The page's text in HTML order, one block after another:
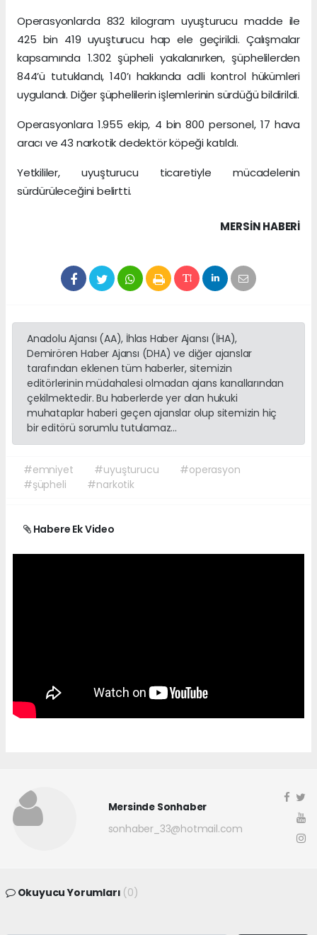
Operasyonlarda 832 kilogram uyuşturucu madde ile
425 bin 419 uyuşturucu hap ele geçirildi. Çalışmalar
kapsamında 1.302 şüpheli yakalanırken, şüphelilerden
844’ü tutuklandı, 140’ı hakkında adli kontrol hükümleri
uygulandı. Diğer şüphelilerin işlemlerinin sürdüğü bildirildi.
Operasyonlara 1.955 ekip, 4 bin 800 personel, 17 hava
aracı ve 43 narkotik dedektör köpeği katıldı.
Yetkililer, uyuşturucu ticaretiyle mücadelenin
sürdürüleceğini belirtti.
MERSIN HABERİ
Anadolu Ajansı (AA), İhlas Haber Ajansı (İHA),
Demirören Haber Ajansı (DHA) ve diğer ajanslar
tarafından eklenen tüm haberler, sitemizin
editörlerinin müdahalesi olmadan ajans kanallarından
çekilmektedir. Bu haberlerde yer alan hukuki
muhataplar haberi geçen ajanslar olup sitemizin hiç
bir editörü sorumlu tutulamaz...
#emniyet #uyuşturucu
#operasyon
#şüpheli
#narkotik
Habere Ek Video
Mersinde Sonhaber
sonhaber_33@hotmail.com
Okuyucu Yorumları (0)